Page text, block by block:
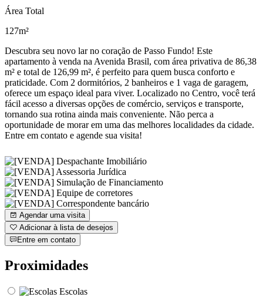
Área Total
127m²
Descubra seu novo lar no coração de Passo Fundo! Este
apartamento à venda na Avenida Brasil, com área privativa de 86,38
m² e total de 126,99 m², é perfeito para quem busca conforto e
praticidade. Com 2 dormitórios, 2 banheiros e 1 vaga de garagem,
oferece um espaço ideal para viver. Localizado no Centro, você terá
fácil acesso a diversas opções de comércio, serviços e transporte,
tornando sua rotina ainda mais conveniente. Não perca a
oportunidade de morar em uma das melhores localidades da cidade.
Entre em contato e agende sua visita!
Agendar uma visita
Adicionar à lista de desejos
Entre em contato
Proximidades
Escolas